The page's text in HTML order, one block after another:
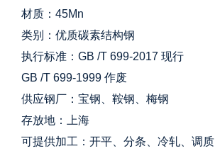
材质：45Mn
类别：优质碳素结构钢
执行标准：GB /T 699-2017 现行
GB /T 699-1999 作废
供应钢厂：宝钢、鞍钢、梅钢
存放地：上海
可提供加工：开平、分条、冷轧、调质